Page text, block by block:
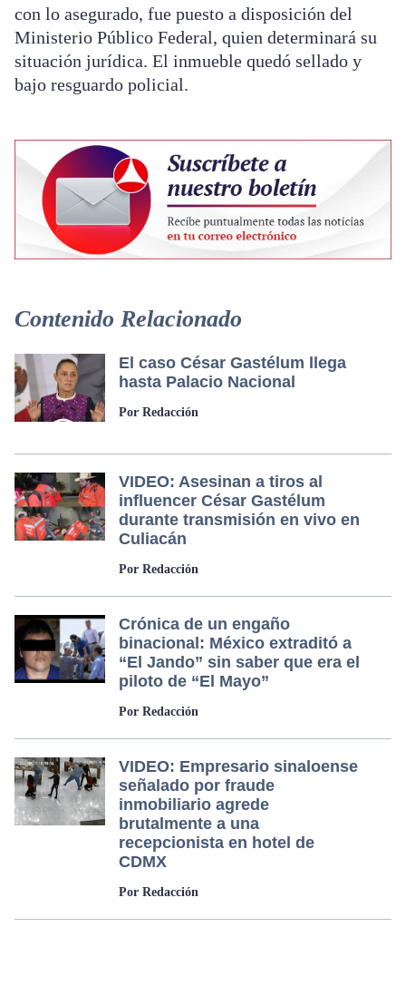
con lo asegurado, fue puesto a disposición del
Ministerio Público Federal, quien determinará su
situación jurídica. El inmueble quedó sellado y
bajo resguardo policial.
Contenido Relacionado
El caso César Gastélum llega
hasta Palacio Nacional
Por Redacción
VIDEO: Asesinan a tiros al
influencer César Gastélum
durante transmisión en vivo en
Culiacán
Por Redacción
Crónica de un engaño
binacional: México extraditó a
“El Jando” sin saber que era el
piloto de “El Mayo”
Por Redacción
VIDEO: Empresario sinaloense
señalado por fraude
inmobiliario agrede
brutalmente a una
recepcionista en hotel de
CDMX
Por Redacción